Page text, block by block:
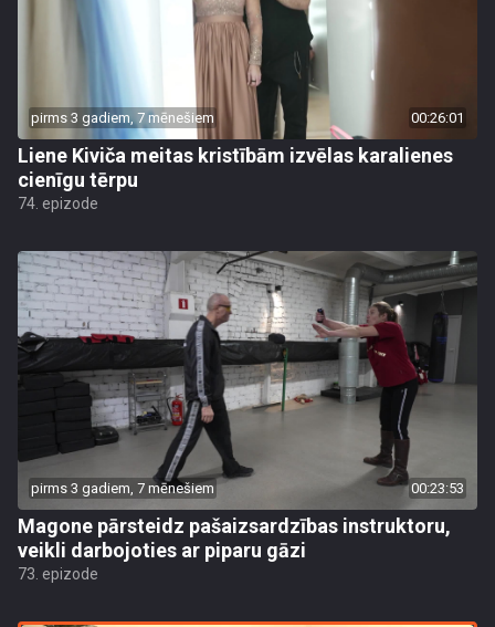
pirms 3 gadiem, 7 mēnešiem 00:26:01
Liene Kiviča meitas kristībām izvēlas karalienes
cienīgu tērpu
74. epizode
pirms 3 gadiem, 7 mēnešiem 00:23:53
Magone pārsteidz pašaizsardzības instruktoru,
veikli darbojoties ar piparu gāzi
73. epizode